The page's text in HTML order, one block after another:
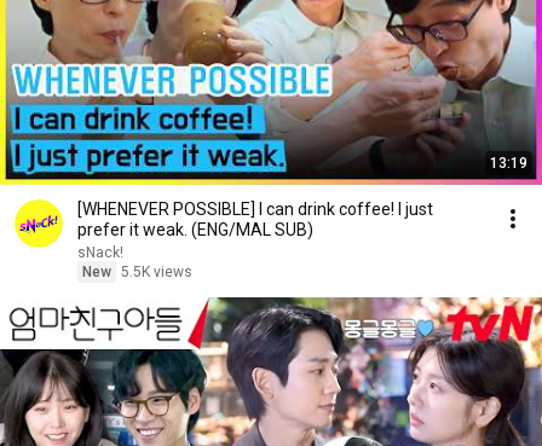
13:19
[WHENEVER POSSIBLE] I can drink coffee! I just
prefer it weak. (ENG/MAL SUB)
sNack!
New 5.5K views